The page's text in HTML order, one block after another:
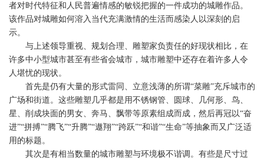
者对时代特征和人民普遍情感的敏锐把握的一件成功的城雕作品。
该作品对城雕如何溶入当代充满激情的生活而感染人以深刻的启
示。
与上述领导重视、规划合理、雕塑家负责任的好现状相比，在
许多中小型城市甚至有些省会城市，城市雕塑中还存在着许多人令
人堪忧的现状。
首先是仍有大量的形式雷同、立意浅薄的所谓“菜雕”充斥城市的
广场和街道。这些雕塑几乎都是用不锈钢管、圆球、几何形、鸟、
星、削成块面的男女、奔马、飘带等原素组成而成，然后再冠以“奋
进”“拼搏”“腾飞”“升腾”“遨翔”“跨跃”“和谐”“生命”等抽象而又广泛适
用的标题。
其次是有相当数量的城市雕塑与环境极不谐调。有些是尺寸过